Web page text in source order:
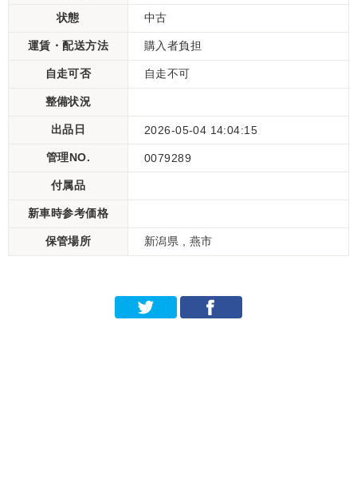
状態 中古
運賃・配送方法 購入者負担
自走可否 自走不可
整備状況
出品日 2026-05-04 14:04:15
管理NO. 0079289
付属品
新車時参考価格
保管場所 新潟県 , 燕市